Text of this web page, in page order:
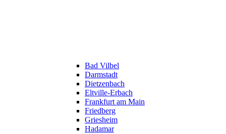
Bad Vilbel
Darmstadt
Dietzenbach
Eltville-Erbach
Frankfurt am Main
Friedberg
Griesheim
Hadamar